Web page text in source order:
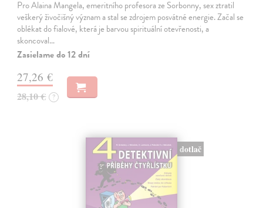
Pro Alaina Mangela, emeritního profesora ze Sorbonny, sex ztratil
veškerý živočišný význam a stal se zdrojem posvátné energie. Začal se
oblékat do fialové, která je barvou spirituální otevřenosti, a
skoncoval…
Zasielame do 12 dní
27,26 €
28,10 € ?
dotlač